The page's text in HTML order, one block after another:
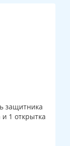
защитника
1 открытка